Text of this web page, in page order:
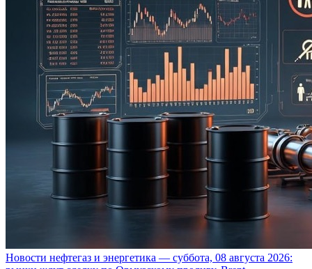
Новости нефтегаз и энергетика — суббота, 08 августа 2026: